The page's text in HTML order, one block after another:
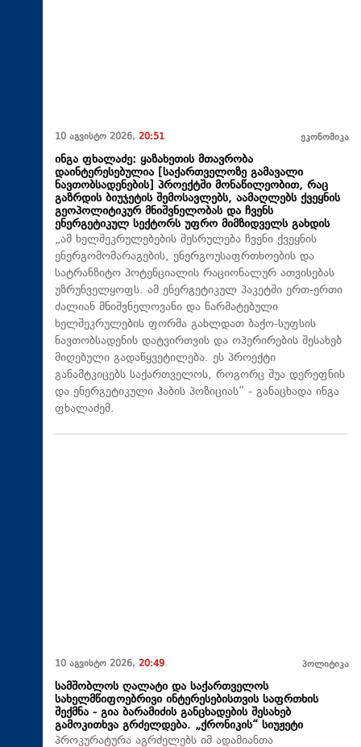
10 აგვისტო 2026, 20:51 ეკონომიკა
ინგა ფხალაძე: ყაზახეთის მთავრობა
დაინტერესებულია [საქართველოზე გამავალი
ნავთობსადენების] პროექტში მონაწილეობით, რაც
გაზრდის ბიუჯეტის შემოსავლებს, აამაღლებს ქვეყნის
გეოპოლიტიკურ მნიშვნელობას და ჩვენს
ენერგეტიკულ სექტორს უფრო მიმზიდველს გახდის
„ამ ხელშეკრულებების შესრულება ჩვენი ქვეყნის
ენერგომომარაგების, ენერგოუსაფრთხოების და
სატრანზიტო პოტენციალის რაციონალურ ათვისებას
უზრუნველყოფს. ამ ენერგეტიკულ პაკეტში ერთ-ერთი
ძალიან მნიშვნელოვანი და წარმატებული
ხელშეკრულების ფორმა გახლდათ ბაქო-სუფსის
ნავთობსადენის დატვირთვის და ოპერირების შესახებ
მიღებული გადაწყვეტილება. ეს პროექტი
განამტკიცებს საქართველოს, როგორც შუა დერეფნის
და ენერგეტიკული ჰაბის პოზიციას“ - განაცხადა ინგა
ფხალაძემ.
10 აგვისტო 2026, 20:49 პოლიტიკა
სამშობლოს ღალატი და საქართველოს
სახელმწიფოებრივი ინტერესებისთვის საფრთხის
შექმნა - გია ბარამიძის განცხადების შესახებ
გამოკითხვა გრძელდება. „ქრონიკის“ სიუჟეტი
პროკურატურა აგრძელებს იმ ადამიანთა